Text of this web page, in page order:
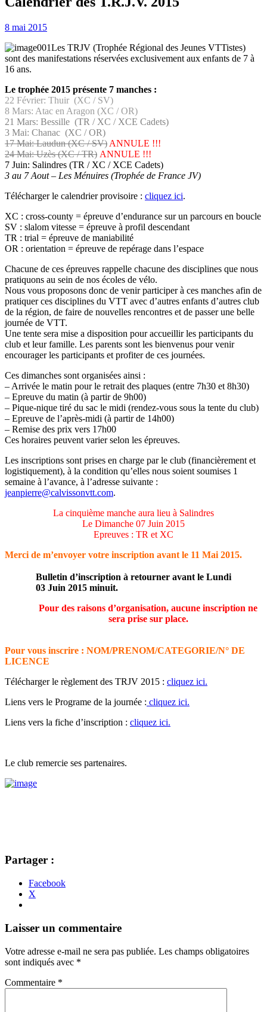
8 mai 2015
Les TRJV (Trophée Régional des Jeunes VTTistes)
sont des manifestations réservées exclusivement aux enfants de 7 à
16 ans.
Le trophée 2015 présente 7 manches :
22 Février: Thuir (XC / SV)
8 Mars: Atac en Aragon (XC / OR)
21 Mars: Bessille (TR / XC / XCE Cadets)
3 Mai: Chanac (XC / OR)
17 Mai: Laudun (XC / SV) ANNULE !!!
24 Mai: Uzès (XC / TR) ANNULE !!!
7 Juin: Salindres (TR / XC / XCE Cadets)
3 au 7 Aout – Les Ménuires (Trophée de France JV)
Télécharger le calendrier provisoire : cliquez ici.
XC : cross-county = épreuve d’endurance sur un parcours en boucle
SV : slalom vitesse = épreuve à profil descendant
TR : trial = épreuve de maniabilité
OR : orientation = épreuve de repérage dans l’espace
Chacune de ces épreuves rappelle chacune des disciplines que nous
pratiquons au sein de nos écoles de vélo.
Nous vous proposons donc de venir participer à ces manches afin de
pratiquer ces disciplines du VTT avec d’autres enfants d’autres club
de la région, de faire de nouvelles rencontres et de passer une belle
journée de VTT.
Une tente sera mise a disposition pour accueillir les participants du
club et leur famille. Les parents sont les bienvenus pour venir
encourager les participants et profiter de ces journées.
Ces dimanches sont organisées ainsi :
– Arrivée le matin pour le retrait des plaques (entre 7h30 et 8h30)
– Epreuve du matin (à partir de 9h00)
– Pique-nique tiré du sac le midi (rendez-vous sous la tente du club)
– Epreuve de l’après-midi (à partir de 14h00)
– Remise des prix vers 17h00
Ces horaires peuvent varier selon les épreuves.
Les inscriptions sont prises en charge par le club (financièrement et
logistiquement), à la condition qu’elles nous soient soumises 1
semaine à l’avance, à l’adresse suivante :
jeanpierre@calvissonvtt.com.
La cinquième manche aura lieu à Salindres
Le Dimanche 07 Juin 2015
Epreuves : TR et XC
Merci de m’envoyer votre inscription avant le 11 Mai 2015.
Bulletin d’inscription à retourner avant le Lundi
03 Juin 2015 minuit.
Pour des raisons d’organisation, aucune inscription ne
sera prise sur place.
Pour vous inscrire : NOM/PRENOM/CATEGORIE/N° DE
LICENCE
Télécharger le règlement des TRJV 2015 : cliquez ici.
Liens vers le Programe de la journée : cliquez ici.
Liens vers la fiche d’inscription : cliquez ici.
Le club remercie ses partenaires.
Partager :
Facebook
X
Navigation
articles
←
→
Laisser un commentaire
Votre adresse e-mail ne sera pas publiée. Les champs obligatoires
sont indiqués avec *
Commentaire *